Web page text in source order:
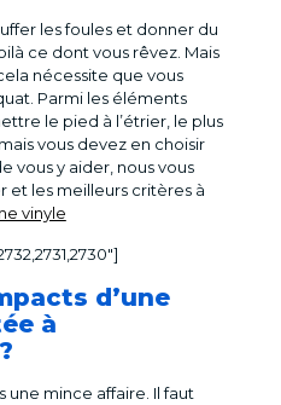
les foules et donner du
ce dont vous rêvez. Mais
nécessite que vous
Parmi les éléments
le pied à l’étrier, le plus
, mais vous devez en choisir
vous y aider, nous vous
et les meilleurs critères à
vinyle
d’une
à
une mince affaire. Il faut